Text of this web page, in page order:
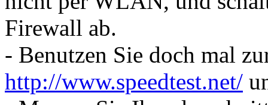
Firewall ab.
- Benutzen Sie doch mal
http://www.speedtest.net/